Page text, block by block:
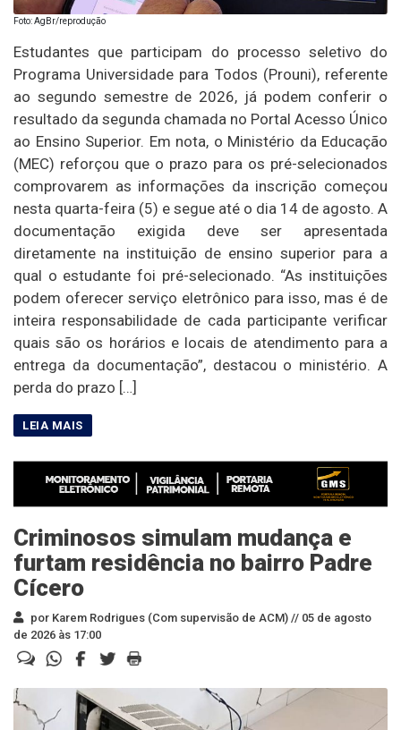
Foto: AgBr/reprodução
Estudantes que participam do processo seletivo do
Programa Universidade para Todos (Prouni), referente
ao segundo semestre de 2026, já podem conferir o
resultado da segunda chamada no Portal Acesso Único
ao Ensino Superior. Em nota, o Ministério da Educação
(MEC) reforçou que o prazo para os pré-selecionados
comprovarem as informações da inscrição começou
nesta quarta-feira (5) e segue até o dia 14 de agosto. A
documentação exigida deve ser apresentada
diretamente na instituição de ensino superior para a
qual o estudante foi pré-selecionado. “As instituições
podem oferecer serviço eletrônico para isso, mas é de
inteira responsabilidade de cada participante verificar
quais são os horários e locais de atendimento para a
entrega da documentação”, destacou o ministério. A
perda do prazo […]
Criminosos simulam mudança e
furtam residência no bairro Padre
Cícero
por Karem Rodrigues (Com supervisão de ACM) // 05 de agosto
de 2026 às 17:00